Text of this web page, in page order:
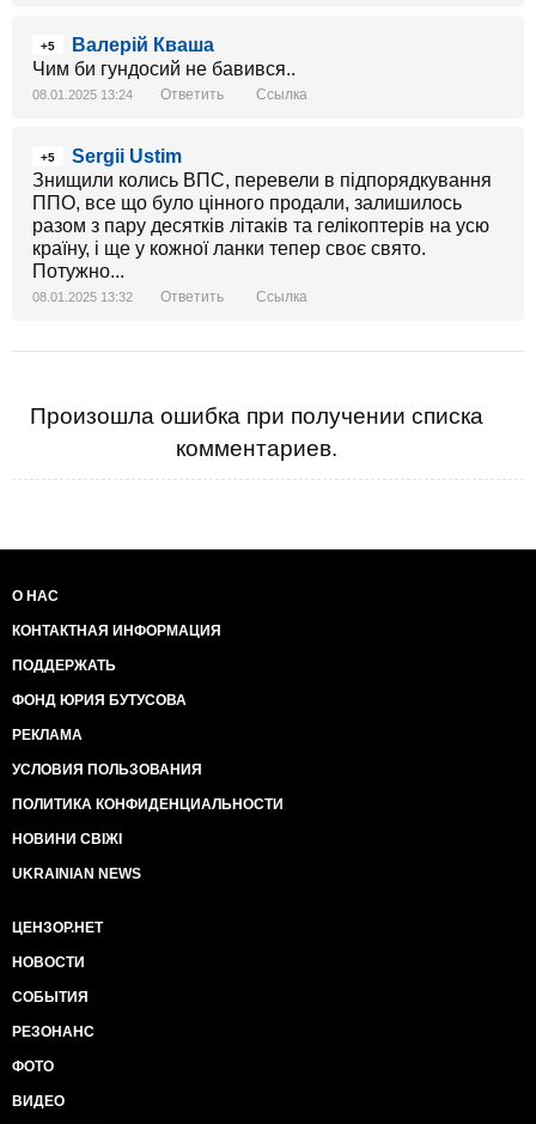
+5
Валерій Кваша
Чим би гундосий не бавився..
08.01.2025 13:24 Ответить Ссылка
+5
Sergii Ustim
Знищили колись ВПС, перевели в підпорядкування
ППО, все що було цінного продали, залишилось
разом з пару десятків літаків та гелікоптерів на усю
країну, і ще у кожної ланки тепер своє свято.
Потужно...
08.01.2025 13:32 Ответить Ссылка
Произошла ошибка при получении списка
комментариев.
О НАС
КОНТАКТНАЯ ИНФОРМАЦИЯ
ПОДДЕРЖАТЬ
ФОНД ЮРИЯ БУТУСОВА
РЕКЛАМА
УСЛОВИЯ ПОЛЬЗОВАНИЯ
ПОЛИТИКА КОНФИДЕНЦИАЛЬНОСТИ
НОВИНИ СВІЖІ
UKRAINIAN NEWS
ЦЕНЗОР.НЕТ
НОВОСТИ
СОБЫТИЯ
РЕЗОНАНС
ФОТО
ВИДЕО